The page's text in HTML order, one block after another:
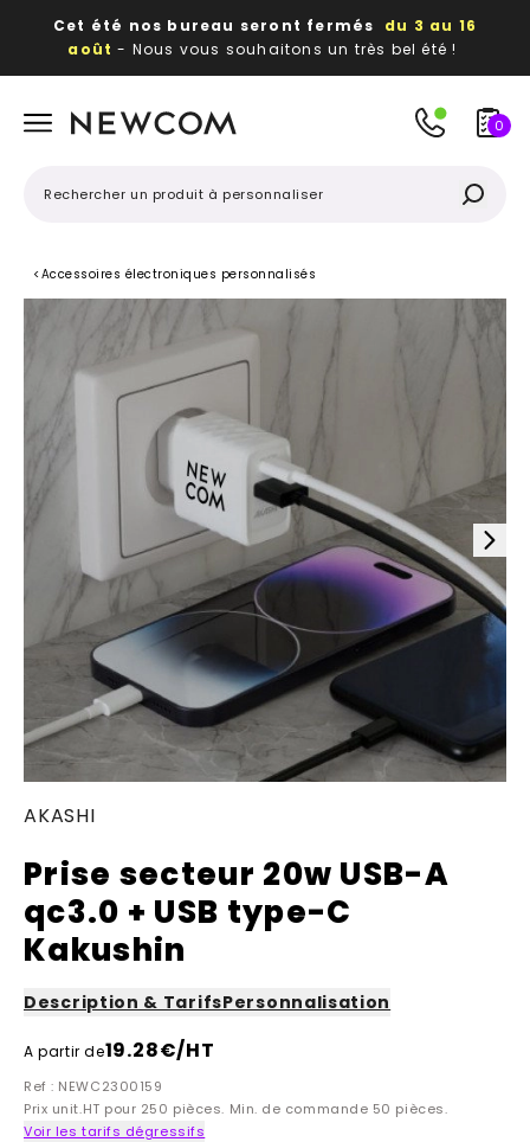
Cet été nos bureau seront fermés du 3 au 16
août - Nous vous souhaitons un très bel été !
publicitaires
0
< Accessoires électroniques personnalisés
AKASHI
Prise secteur 20w USB-A
qc3.0 + USB type-C
Kakushin
Description & TarifsPersonnalisation
A partir de19.28€/HT
Ref : NEWC2300159
Prix unit.HT pour 250 pièces. Min. de commande 50 pièces.
Voir les tarifs dégressifs